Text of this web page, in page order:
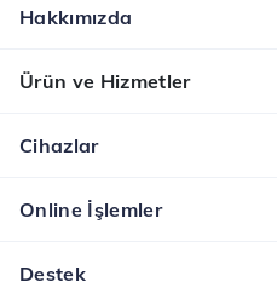
Hakkımızda
Ürün ve Hizmetler
Cihazlar
Online İşlemler
Destek